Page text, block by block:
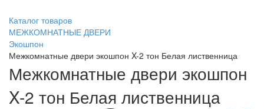
Каталог товаров
МЕЖКОМНАТНЫЕ ДВЕРИ
Экошпон
Межкомнатные двери экошпон X-2 тон Белая лиственница
Межкомнатные двери экошпон
X-2 тон Белая лиственница